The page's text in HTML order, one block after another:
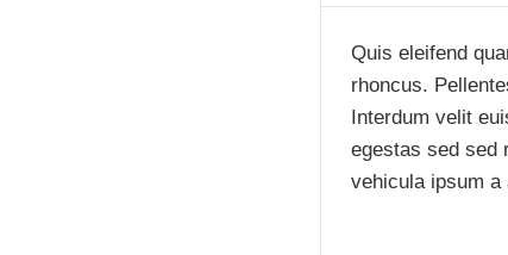
Quis eleifend
rhoncus.
Interdum velit
egestas sed sed
vehicula ipsum